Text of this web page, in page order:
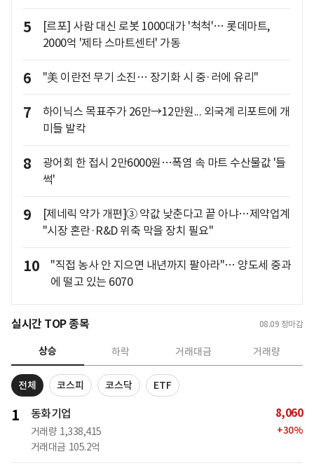
5
[르포] 사람 대신 로봇 1000대가 '척척'… 롯데마트,
2000억 '제타 스마트센터' 가동
6 "美 이란전 무기 소진… 장기화 시 중·러에 유리"
7
하이닉스 목표주가 26만→12만원... 외국계 리포트에 개
미들 발칵
8
광어회 한 접시 2만6000원…폭염 속 마트 수산물값 '들
썩'
9
[제네릭 약가 개편]③ 약값 낮춘다고 끝 아냐…제약업계
"시장 혼란·R&D 위축 막을 장치 필요"
10
"직접 농사 안 지으면 내년까지 팔아라"… 양도세 중과
에 떨고 있는 6070
실시간 TOP 종목 08.09 장마감
상승 하락 거래대금 거래량
전체 코스피 코스닥 ETF
1 동화기업
거래량 1,338,415
거래대금 105.2억
8,060
+30%